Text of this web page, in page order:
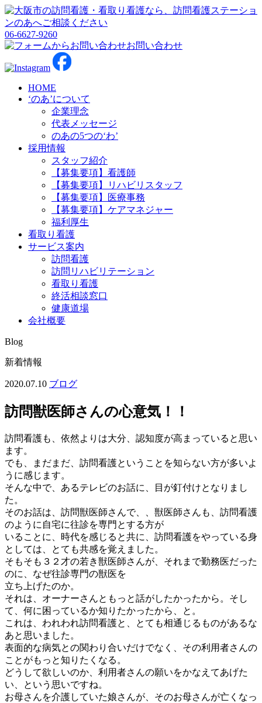
06-6627-9260
お問い合わせ
HOME
‘のあ’について
企業理念
代表メッセージ
のあの5つの‘わ’
採用情報
スタッフ紹介
【募集要項】看護師
【募集要項】リハビリスタッフ
【募集要項】医療事務
【募集要項】ケアマネジャー
福利厚生
看取り看護
サービス案内
訪問看護
訪問リハビリテーション
看取り看護
終活相談窓口
健康道場
会社概要
Blog
新着情報
2020.07.10 ブログ
訪問獣医師さんの心意気！！
訪問看護も、依然よりは大分、認知度が高まっていると思い
ます。
でも、まだまだ、訪問看護ということを知らない方が多いよ
うに感じます。
そんな中で、あるテレビのお話に、目が釘付けとなりまし
た。
そのお話は、訪問獣医師さんで、、獣医師さんも、訪問看護
のように自宅に往診を専門とする方が
いることに、時代を感じると共に、訪問看護をやっている身
としては、とても共感を覚えました。
そもそも３２才の若き獣医師さんが、それまで勤務医だった
のに、なぜ往診専門の獣医を
立ち上げたのか。
それは、オーナーさんともっと話がしたかったから。そし
て、何に困っているか知りたかったから、と。
これは、われわれ訪問看護と、とても相通じるものがあるな
あと思いました。
表面的な病気との関わり合いだけでなく、その利用者さんの
ことがもっと知りたくなる。
どうして欲しいのか、利用者さんの願いをかなえてあげた
い、という思いですね。
お母さんを介護していた娘さんが、そのお母さんが亡くなっ